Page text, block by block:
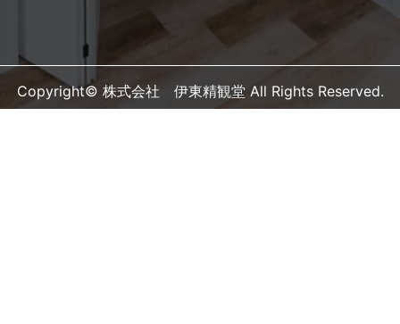
Copyright© 株式会社 伊東精観堂 All Rights Reserved.